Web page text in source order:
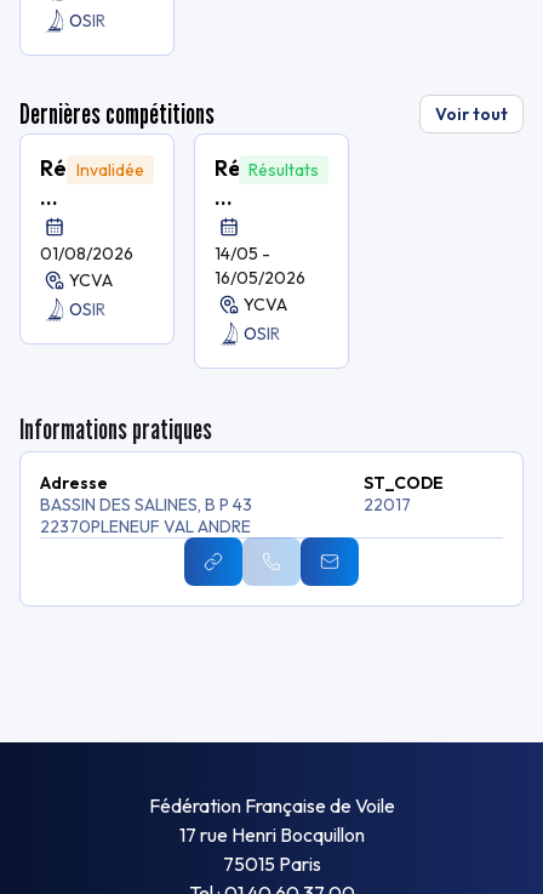
OSIR
Dernières compétitions Voir tout
Régate
de
Club
Les
40
Milles
Invalidée
01/08/2026
YCVA
OSIR
Régate
de
Club
Les
Trois
Jours
d'Armor
Résultats
14/05 -
16/05/2026
YCVA
OSIR
Informations pratiques
Adresse
BASSIN DES SALINES, B P 43
22370PLENEUF VAL ANDRE
ST_CODE
22017
Fédération Française de Voile
17 rue Henri Bocquillon
75015 Paris